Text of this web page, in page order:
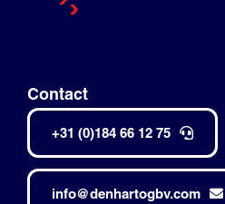
Contact
+31 (0)184 66 12 75
info@denhartogbv.com